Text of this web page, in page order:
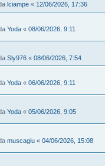
lciampe « 12/06/2026, 17:36
Yoda « 08/06/2026, 9:11
Sly976 « 08/06/2026, 7:54
Yoda « 06/06/2026, 9:11
Yoda « 05/06/2026, 9:05
muscagiu « 04/06/2026, 15:08